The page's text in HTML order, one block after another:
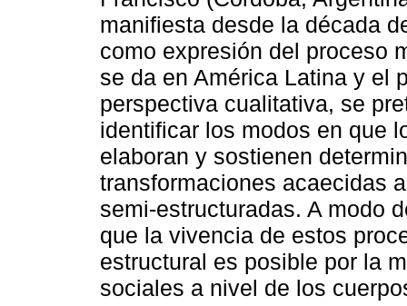
manifiesta desde la década
como expresión del proceso
se da en América Latina y el
perspectiva cualitativa, se
identificar los modos en que
elaboran y sostienen
transformaciones acaecidas
semi-estructuradas. A modo
que la vivencia de estos
estructural es posible por la
sociales a nivel de los